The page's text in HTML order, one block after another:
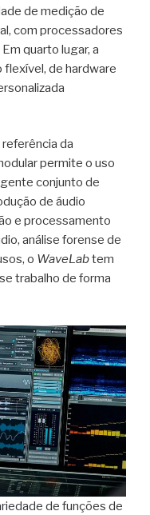
de medição de
com processadores
quarto lugar, a
de hardware
da
permite o uso
conjunto de
de áudio
e processamento
análise forense de
o WaveLabtem
trabalho de forma
de funções de